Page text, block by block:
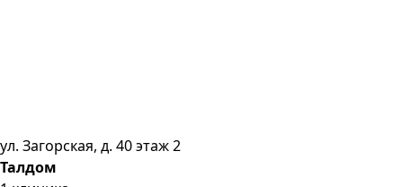
ул. Загорская, д. 40 этаж 2
Талдом